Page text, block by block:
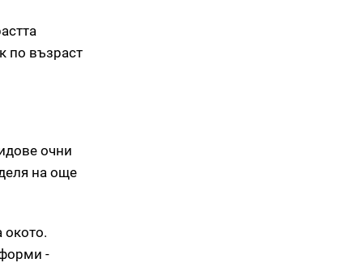
по възраст
очни
на още
окото.
-